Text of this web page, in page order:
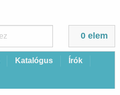
0 elem
Katalógus Írók